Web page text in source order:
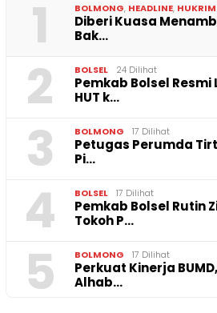
1 BOLMONG, HEADLINE, HUKRIM
Diberi Kuasa
Bak…
2 BOLSEL 24 Dilihat
Pemkab Bolsel
HUT k…
3 BOLMONG 17 Dilihat
Petugas Perumda
Pi…
4 BOLSEL 17 Dilihat
Pemkab Bolsel Rutin
Tokoh P…
5 BOLMONG 17 Dilihat
Perkuat Kinerja
Alhab…